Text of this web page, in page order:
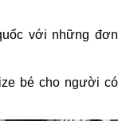
với những đơn
bé cho người có